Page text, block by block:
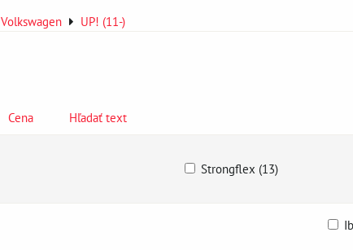
Volkswagen UP! (11-)
Cena Hľadať text
Strongflex (13)